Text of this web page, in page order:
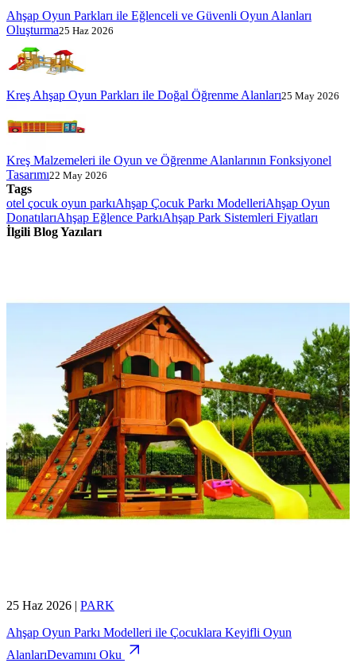
Ahşap Oyun Parkları ile Eğlenceli ve Güvenli Oyun Alanları
Oluşturma25 Haz 2026
Kreş Ahşap Oyun Parkları ile Doğal Öğrenme Alanları25 May 2026
Kreş Malzemeleri ile Oyun ve Öğrenme Alanlarının Fonksiyonel
Tasarımı22 May 2026
Tags
otel çocuk oyun parkıAhşap Çocuk Parkı ModelleriAhşap Oyun
DonatılarıAhşap Eğlence ParkıAhşap Park Sistemleri Fiyatları
İlgili Blog Yazıları
25 Haz 2026 | PARK
Ahşap Oyun Parkı Modelleri ile Çocuklara Keyifli Oyun
AlanlarıDevamını Oku